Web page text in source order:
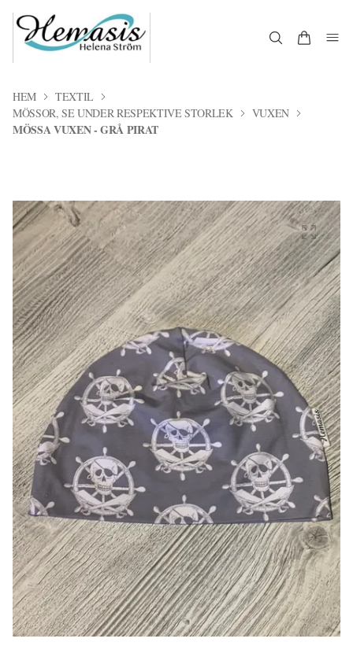
HEM
TEXTIL
MÖSSOR, SE UNDER RESPEKTIVE STORLEK
VUXEN
MÖSSA VUXEN - GRÅ PIRAT